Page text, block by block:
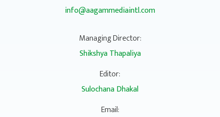
info@aagammediaintl.com
Managing Director:
Shikshya Thapaliya
Editor:
Sulochana Dhakal
Email: